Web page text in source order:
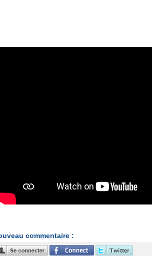
commentaire :